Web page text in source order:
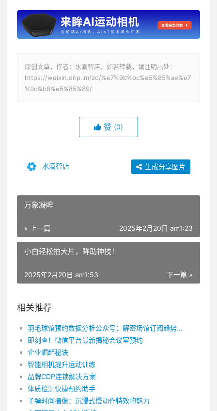
原创文章，作者：水滴智店，如若转载，请注明出处：
https://weixin.drip.im/zd/%e7%9b%bc%e5%85%ae%e7
%9c%b8%e5%85%89/
赞 (0)
水滴智店 生成分享图片
万象凝眸
« 上一篇 2025年2月20日 am1:23
小白轻松拍大片，眸助神技！
下一篇 »
2025年2月20日 am1:53
相关推荐
羽毛球馆预约数据分析公众号：解密场馆订阅趋势！
即刻查！微信平台最新揭秘会议室预约
企业崛起秘诀
智能相机提升运动训练
品牌CDP连锁解决方案
体质检测快捷预约助手
子弹时间摄像：沉浸式慢动作特效的魅力